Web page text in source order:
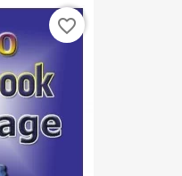
favorite_border